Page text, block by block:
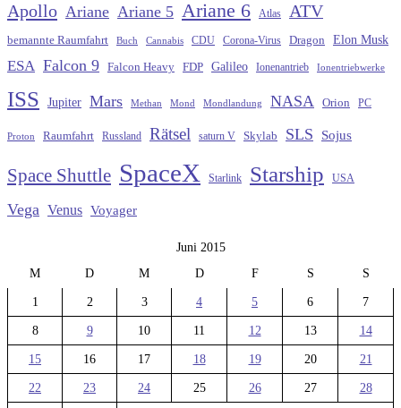
Apollo Ariane Ariane 5 Ariane 6 Atlas ATV
bemannte Raumfahrt Buch Cannabis CDU Corona-Virus Dragon Elon Musk
ESA Falcon 9 Falcon Heavy FDP Galileo Ionenantrieb Ionentriebwerke
ISS Jupiter Mars Methan Mond Mondlandung NASA Orion PC
Proton Raumfahrt Russland Rätsel saturn V Skylab SLS Sojus
Space Shuttle SpaceX Starlink Starship USA
Vega Venus Voyager
Juni 2015
M
D M D F S S
1 2 3 4 5 6 7
8 9 10 11 12 13 14
15 16 17 18 19 20 21
22 23 24 25 26 27 28